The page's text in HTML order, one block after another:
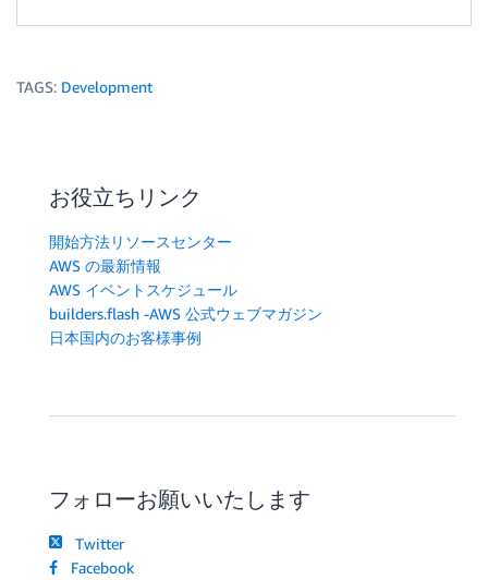
TAGS: Development
お役立ちリンク
開始方法リソースセンター
AWS の最新情報
AWS イベントスケジュール
builders.flash -AWS 公式ウェブマガジン
日本国内のお客様事例
フォローお願いいたします
Twitter
Facebook